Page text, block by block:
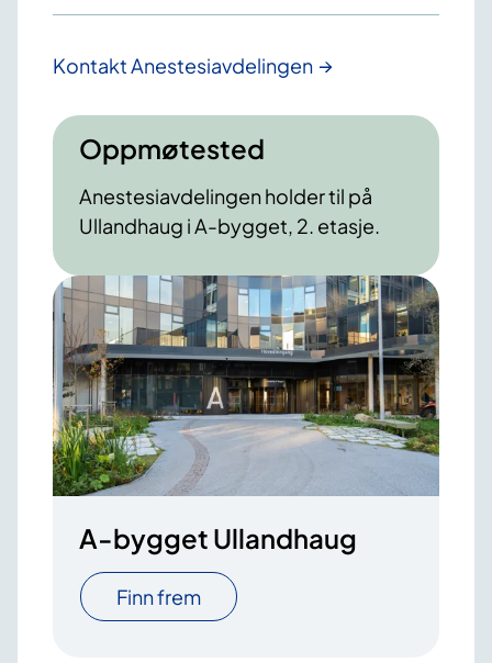
Kontakt Anestesiavdelingen
Oppmøtested
Anestesiavdelingen holder til på
Ullandhaug i A-bygget, 2. etasje.
A-bygget Ullandhaug
Finn frem